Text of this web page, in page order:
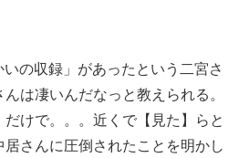
の収録」があったという二宮さ
は凄いんだなっと教えられる。
けで。。。近くで【見た】らと
さんに圧倒されたことを明かし